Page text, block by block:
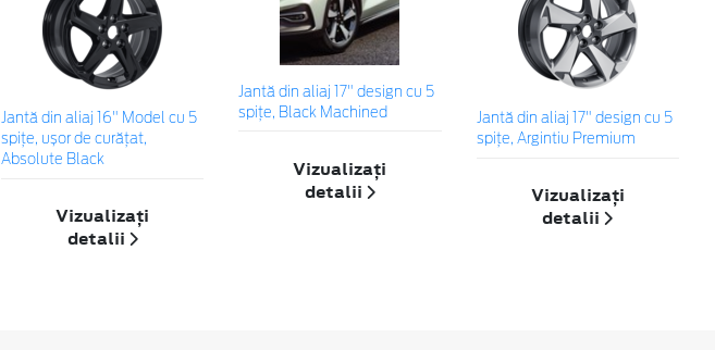
Jantă din aliaj 16" Model cu 5
spițe, ușor de curățat,
Absolute Black
Vizualizați
detalii
Jantă din aliaj 17" design cu 5
spiţe, Black Machined
Vizualizați
detalii
Jantă din aliaj 17" design cu 5
spițe, Argintiu Premium
Vizualizați
detalii